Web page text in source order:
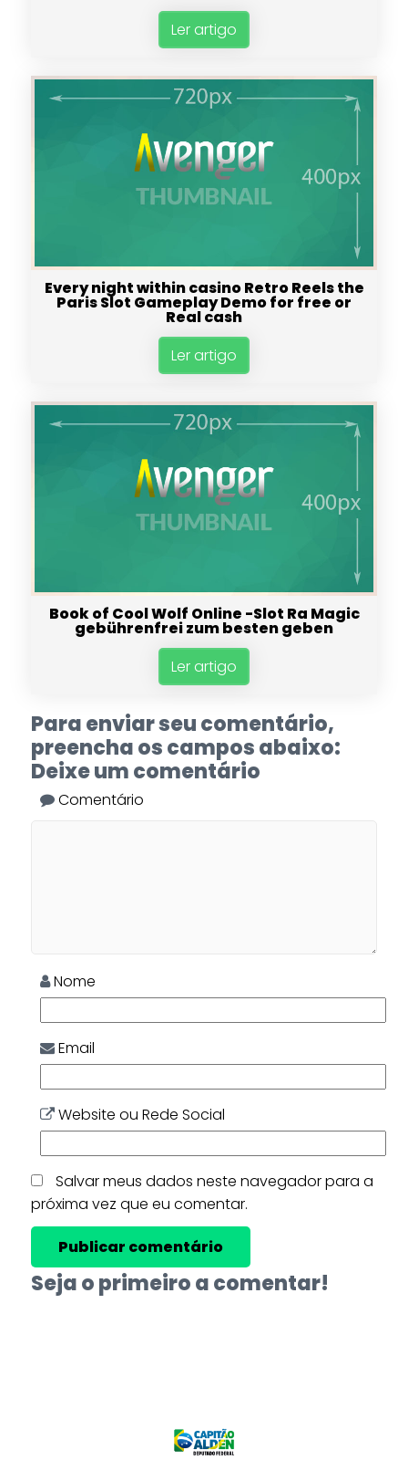
Ler artigo
Every night within casino Retro Reels the
Paris Slot Gameplay Demo for free or
Real cash
Ler artigo
Book of Cool Wolf Online -Slot Ra Magic
gebührenfrei zum besten geben
Ler artigo
Para enviar seu comentário,
preencha os campos abaixo:
Deixe um comentário
Comentário
Nome
Email
Website ou Rede Social
Salvar meus dados neste navegador para a
próxima vez que eu comentar.
Seja o primeiro a comentar!